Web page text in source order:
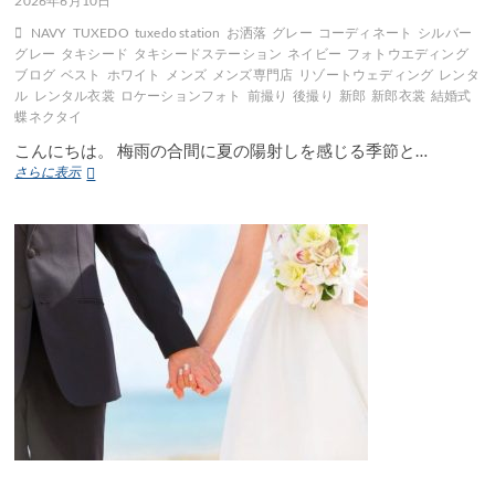
NAVY TUXEDO tuxedo station お洒落 グレー コーディネート シルバー
グレー タキシード タキシードステーション ネイビー フォトウエディング
ブログ ベスト ホワイト メンズ メンズ専門店 リゾートウェディング レンタ
ル レンタル衣裳 ロケーションフォト 前撮り 後撮り 新郎 新郎衣裳 結婚式
蝶ネクタイ
こんにちは。 梅雨の合間に夏の陽射しを感じる季節と…
さらに表示夏
に
す
ー